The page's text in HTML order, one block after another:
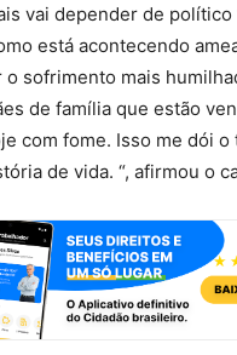
vai depender de político
está acontecendo
o sofrimento mais
de família que estão
com fome. Isso me dói o
de vida. “, afirmou o